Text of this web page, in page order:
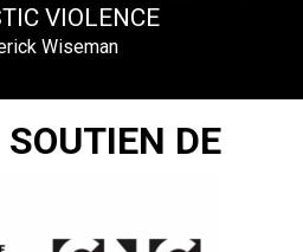
VIOLENCE
Wiseman
DE